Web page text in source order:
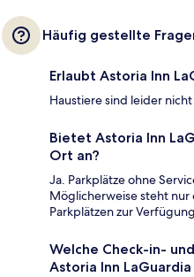
Häufig gestellte
Erlaubt Astoria Inn
Haustiere sind leider
Bietet Astoria Inn
Ort an?
Ja. Parkplätze ohne
Möglicherweise steht nur
Parkplätzen zur
Welche Check-in-
Astoria Inn